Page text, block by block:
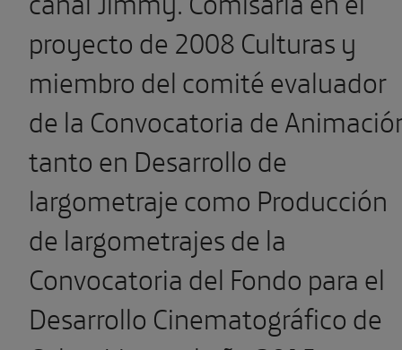
proyecto de 2008 Culturas y
miembro del comité evaluador
de la Convocatoria de
tanto en Desarrollo de
largometraje como Producción
de largometrajes de la
Convocatoria del Fondo para el
Desarrollo Cinematográfico de